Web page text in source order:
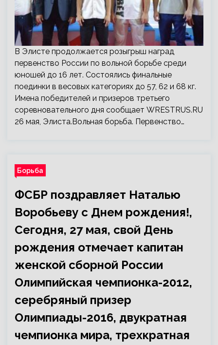
В Элисте продолжается розыгрыш наград
первенство России по вольной борьбе среди
юношей до 16 лет. Состоялись финальные
поединки в весовых категориях до 57, 62 и 68 кг.
Имена победителей и призеров третьего
соревновательного дня сообщает WRESTRUS.RU
26 мая, Элиста.Вольная борьба. Первенство…
Борьба
ФСБР поздравляет Наталью
Воробьеву с Днем рождения!,
Сегодня, 27 мая, свой День
рождения отмечает капитан
женской сборной России
Олимпийская чемпионка-2012,
серебряный призер
Олимпиады-2016, двукратная
чемпионка мира, трехкратная